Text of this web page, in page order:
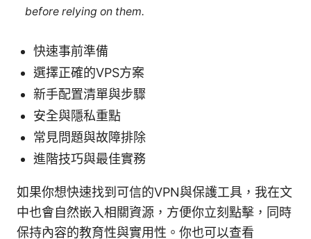
before relying on them.
快速事前準備
選擇正確的VPS方案
新手配置清單與步驟
安全與隱私重點
常見問題與故障排除
進階技巧與最佳實務
如果你想快速找到可信的VPN與保護工具，我在文
中也會自然嵌入相關資源，方便你立刻點擊，同時
保持內容的教育性與實用性。你也可以查看